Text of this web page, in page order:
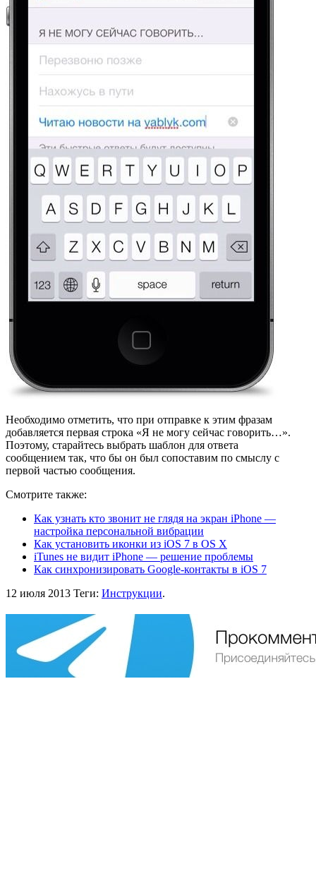
Необходимо отметить, что при отправке к этим фразам
добавляется первая строка «Я не могу сейчас говорить…».
Поэтому, старайтесь выбрать шаблон для ответа
сообщением так, что бы он был сопоставим по смыслу с
первой частью сообщения.
Смотрите также:
Как узнать кто звонит не глядя на экран iPhone —
настройка персональной вибрации
Как установить иконки из iOS 7 в OS X
iTunes не видит iPhone — решение проблемы
Как синхронизировать Google-контакты в iOS 7
12 июля 2013 Теги: Инструкции.